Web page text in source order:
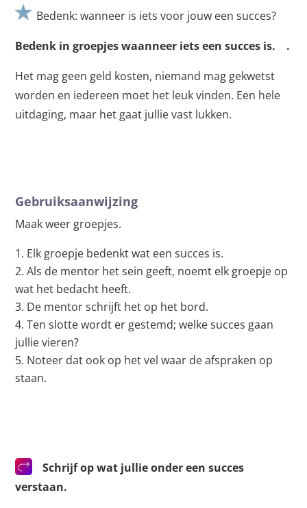
Bedenk: wanneer is iets voor jouw een succes?
Bedenk in groepjes waanneer iets een succes is. .
Het mag geen geld kosten, niemand mag gekwetst
worden en iedereen moet het leuk vinden. Een hele
uitdaging, maar het gaat jullie vast lukken.
Gebruiksaanwijzing
Maak weer groepjes.
Elk groepje bedenkt wat een succes is.
Als de mentor het sein geeft, noemt elk groepje op
wat het bedacht heeft.
De mentor schrijft het op het bord.
Ten slotte wordt er gestemd; welke succes gaan
jullie vieren?
Noteer dat ook op het vel waar de afspraken op
staan.
Schrijf op wat jullie onder een succes
verstaan.